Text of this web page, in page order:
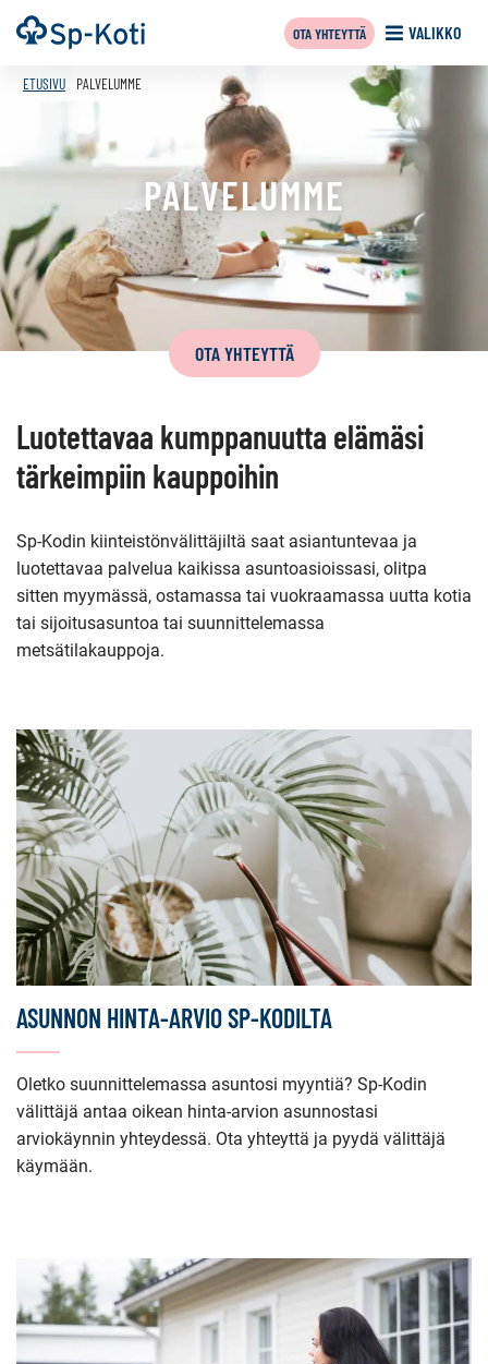
Siirry
sisältöön
Etusivu VALIKKO
OTA YHTEYTTÄ
ETUSIVU PALVELUMME f
PALVELUMME
Tämän
sivun
OTA YHTEYTTÄ
Luotettavaa kumppanuutta elämäsi
tärkeimpiin kauppoihin
Sp-Kodin kiinteistönvälittäjiltä saat asiantuntevaa ja
luotettavaa palvelua kaikissa asuntoasioissasi, olitpa
sitten myymässä, ostamassa tai vuokraamassa uutta kotia
tai sijoitusasuntoa tai suunnittelemassa
metsätilakauppoja.
ASUNNON HINTA-ARVIO SP-KODILTA
Oletko suunnittelemassa asuntosi myyntiä? Sp-Kodin
välittäjä antaa oikean hinta-arvion asunnostasi
arviokäynnin yhteydessä. Ota yhteyttä ja pyydä välittäjä
käymään.